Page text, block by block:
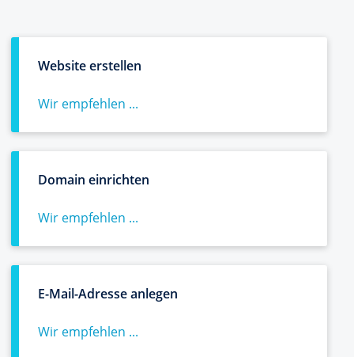
Website erstellen
Wir empfehlen ...
Domain einrichten
Wir empfehlen ...
E-Mail-Adresse anlegen
Wir empfehlen ...